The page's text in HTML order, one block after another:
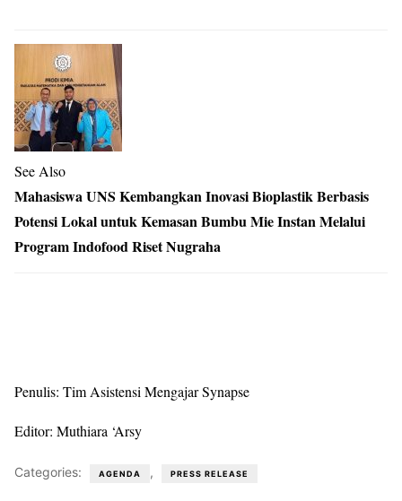
See Also
Mahasiswa UNS Kembangkan Inovasi Bioplastik Berbasis
Potensi Lokal untuk Kemasan Bumbu Mie Instan Melalui
Program Indofood Riset Nugraha
Penulis: Tim Asistensi Mengajar Synapse
Editor: Muthiara ‘Arsy
Categories: AGENDA , PRESS RELEASE